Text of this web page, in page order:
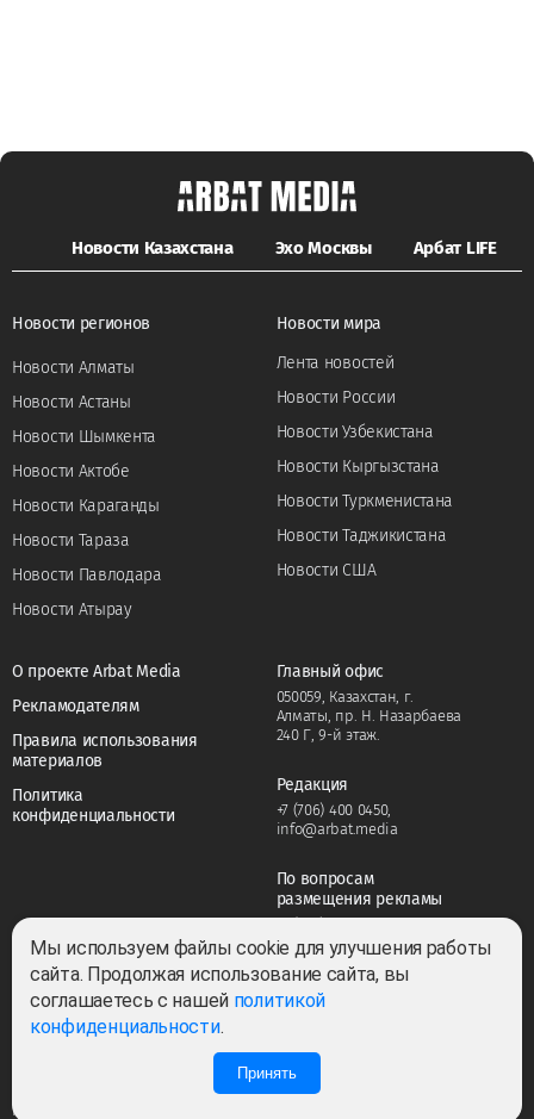
Новости Казахстана Эхо Москвы Арбат LIFE
Новости регионов
Новости Алматы
Новости Астаны
Новости Шымкента
Новости Актобе
Новости Караганды
Новости Тараза
Новости Павлодара
Новости Атырау
Новости мира
Лента новостей
Новости России
Новости Узбекистана
Новости Кыргызстана
Новости Туркменистана
Новости Таджикистана
Новости США
О проекте Arbat Media
Рекламодателям
Правила использования
материалов
Политика
конфиденциальности
Главный офис
050059, Казахстан, г.
Алматы, пр. Н. Назарбаева
240 Г, 9-й этаж.
Редакция
+7 (706) 400 0450,
info@arbat.media
По вопросам
размещения рекламы
adv@arbat.media
Все права защищены ©2022-2026. Собственник — ТОО «ARBAT MEDIA
HOLDING». Cвидетельство СМИ №KZ23VPY00045884 от 11.02.2022
Мы используем файлы cookie для улучшения работы
сайта. Продолжая использование сайта, вы
соглашаетесь с нашей политикой
конфиденциальности.
Принять